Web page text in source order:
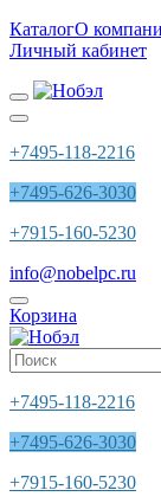
КаталогО
Личный кабинет
+7495-118-2216
+7495-626-3030
+7915-160-5230
info@nobelpc.ru
Корзина
+7495-118-2216
+7495-626-3030
+7915-160-5230